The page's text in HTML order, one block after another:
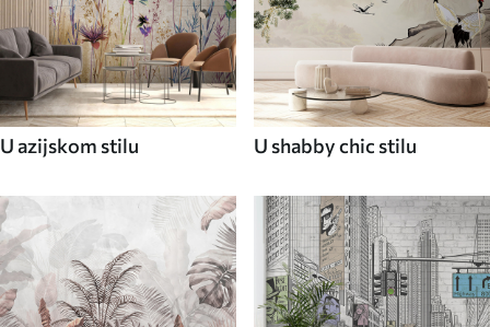
U azijskom stilu U shabby chic stilu